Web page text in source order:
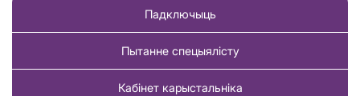
Падключыць
Пытанне спецыялісту
Кабінет карыстальніка